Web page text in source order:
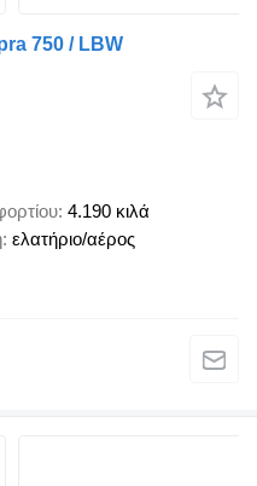
750 / LBW
4.190 κιλά
ελατήριο/αέρος